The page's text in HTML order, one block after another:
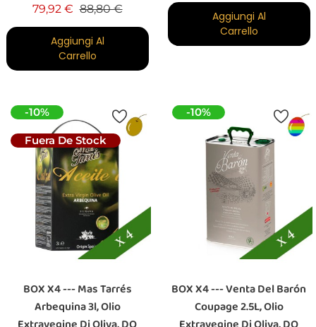
79,92 € Prezzo base
88,80 €Prezzo
Aggiungi Al
Carrello
Aggiungi Al
Carrello
-10%
Fuera De Stock
BOX X4 --- Mas Tarrés
Arbequina 3l, Olio
-10%
BOX X4 --- Venta Del Barón
Coupage 2.5L, Olio